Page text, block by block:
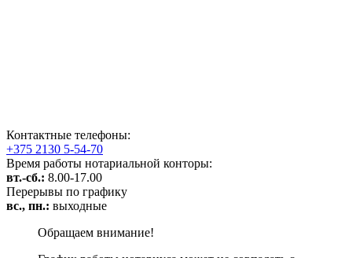
Контактные телефоны:
+375 2130 5-54-70
Время работы нотариальной конторы:
вт.-сб.: 8.00-17.00
Перерывы по графику
вс., пн.: выходные
Обращаем внимание!